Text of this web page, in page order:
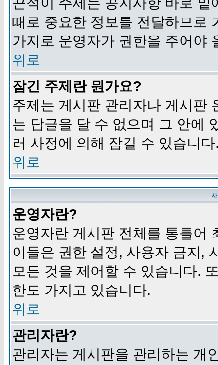
때로 중요한 정보를 전달하므로
가지로 운영자가 권한을 주어야
위로
잠긴 주제란 뭔가요?
주제는 게시판 관리자나 게시판
는 답글을 달 수 없으며 그 안에
러 사정에 의해 잠길 수 있습니다
위로
운영자란?
운영자란 게시판 전체를 통틀어
이들은 권한 설정, 사용자 금지,
모든 것을 제어할 수 있습니다.
한도 가지고 있습니다.
위로
관리자란?
관리자는 게시판을 관리하는 개